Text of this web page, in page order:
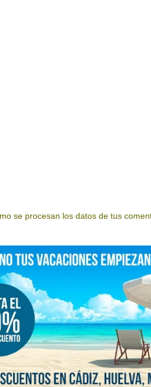
se procesan los datos de tus